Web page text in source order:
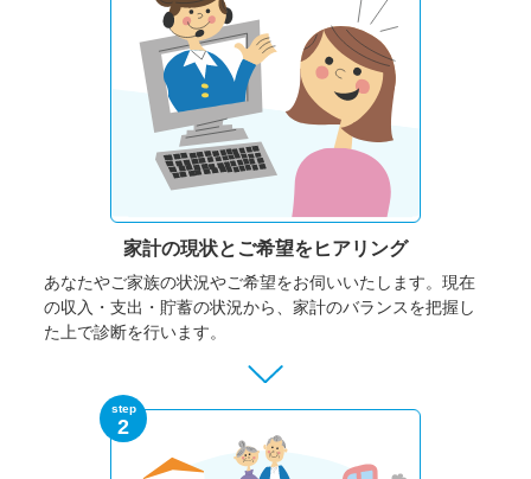
家計の現状と ご希望をヒアリング
あなたやご家族の状況やご希望をお伺いいたします。 現在
の収入・支出・貯蓄の状況から、家計のバランスを把握し
た上で診断を行います。
step
2